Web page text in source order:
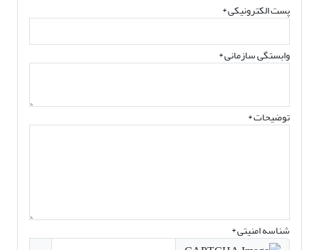
پست الکترونیکی*
وابستگی سازمانی *
توضیحات *
شناسه امنیتی *